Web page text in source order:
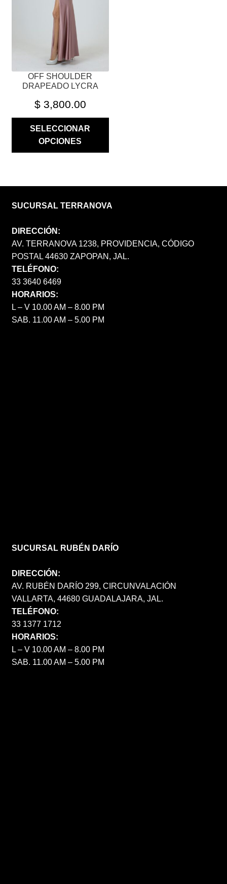
OFF SHOULDER
DRAPEADO LYCRA
$3,800.00
SELECCIONAR
OPCIONES
SUCURSAL TERRANOVA
DIRECCIÓN:
AV. TERRANOVA 1238, PROVIDENCIA, CÓDIGO
POSTAL 44630 ZAPOPAN, JAL.
TELÉFONO:
33 3640 6469
HORARIOS:
L – V 10.00 AM – 8.00 PM
SAB. 11.00 AM – 5.00 PM
SUCURSAL RUBÉN DARÍO
DIRECCIÓN:
AV. RUBÉN DARÍO 299, CIRCUNVALACIÓN
VALLARTA, 44680 GUADALAJARA, JAL.
TELÉFONO:
33 1377 1712
HORARIOS:
L – V 10.00 AM – 8.00 PM
SAB. 11.00 AM – 5.00 PM